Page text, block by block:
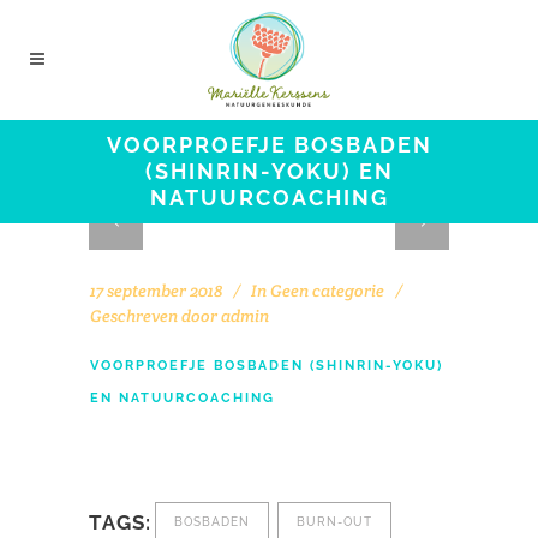
VOORPROEFJE BOSBADEN
(SHINRIN-YOKU) EN
NATUURCOACHING
17 september 2018 InGeen categorie
Geschreven dooradmin
VOORPROEFJE BOSBADEN (SHINRIN-YOKU)
EN NATUURCOACHING
TAGS: BOSBADEN BURN-OUT